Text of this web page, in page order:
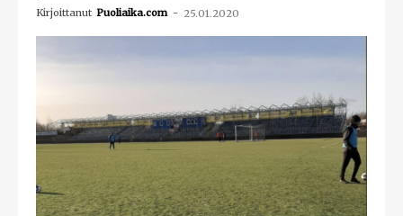
Kirjoittanut Puoliaika.com - 25.01.2020